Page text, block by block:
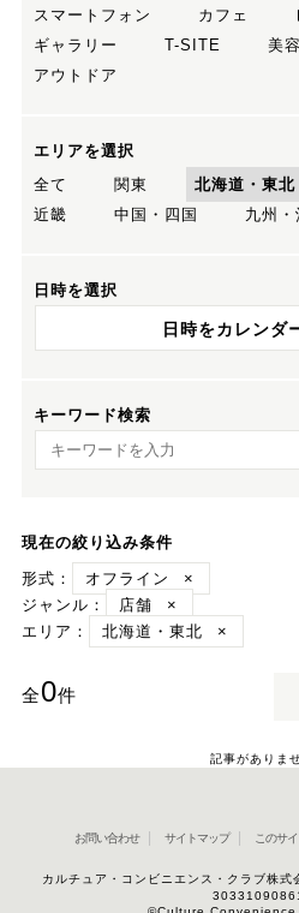
スマートフォン
カフェ
ギャラリー
T-SITE 美
アウトドア
エリアを選択
全て
関東 北海道・東北
近畿
中国・四国 九州・
日時を選択
日時をカレンダ
キーワード検索
キーワード検索
現在の絞り込み条件
形式：
オフライン
×
ジャンル：
店舗
×
エリア：
北海道・東北 ×
全0件
記事がありま
お問い合わせ サイトマップ このサ
カルチュア・コンビニエンス・クラブ